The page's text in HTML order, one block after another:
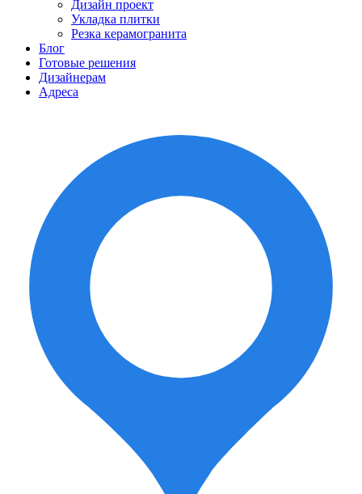
Дизайн проект
Укладка плитки
Резка керамогранита
Блог
Готовые решения
Дизайнерам
Адреса